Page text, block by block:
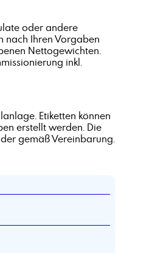
in Kartuschen
L Blechgebinde
Natriumsalz
and linear
50%
oder andere
nach Ihren Vorgaben
Nettogewichten.
inkl.
Etiketten können
erstellt werden. Die
gemäß Vereinbarung.